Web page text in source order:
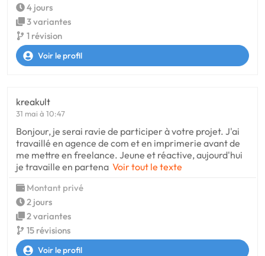
4 jours
3 variantes
1 révision
Voir le profil
kreakult
31 mai à 10:47
Bonjour, je serai ravie de participer à votre projet. J'ai
travaillé en agence de com et en imprimerie avant de
me mettre en freelance. Jeune et réactive, aujourd'hui
je travaille en partena Voir tout le texte
Montant privé
2 jours
2 variantes
15 révisions
Voir le profil